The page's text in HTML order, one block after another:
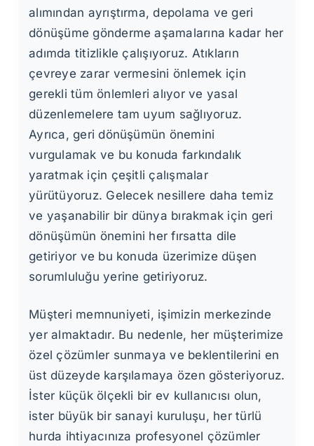
alımından ayrıştırma, depolama ve geri
dönüşüme gönderme aşamalarına kadar her
adımda titizlikle çalışıyoruz. Atıkların
çevreye zarar vermesini önlemek için
gerekli tüm önlemleri alıyor ve yasal
düzenlemelere tam uyum sağlıyoruz.
Ayrıca, geri dönüşümün önemini
vurgulamak ve bu konuda farkındalık
yaratmak için çeşitli çalışmalar
yürütüyoruz. Gelecek nesillere daha temiz
ve yaşanabilir bir dünya bırakmak için geri
dönüşümün önemini her fırsatta dile
getiriyor ve bu konuda üzerimize düşen
sorumluluğu yerine getiriyoruz.
Müşteri memnuniyeti, işimizin merkezinde
yer almaktadır. Bu nedenle, her müşterimize
özel çözümler sunmaya ve beklentilerini en
üst düzeyde karşılamaya özen gösteriyoruz.
İster küçük ölçekli bir ev kullanıcısı olun,
ister büyük bir sanayi kuruluşu, her türlü
hurda ihtiyacınıza profesyonel çözümler